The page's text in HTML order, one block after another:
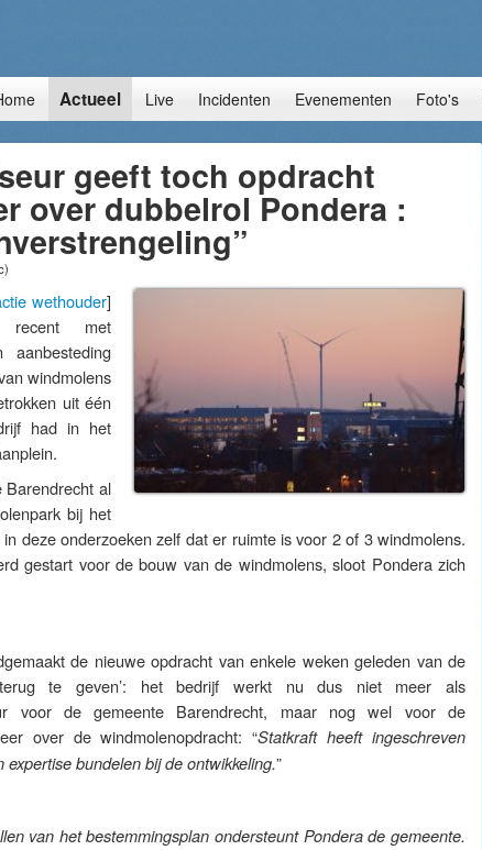
Actueel Live Incidenten Evenementen Foto's
geeft toch opdracht
over dubbelrol Pondera :
)
wethouder]
met
aanbesteding
windmolens
uit één
had in het
Barendrecht al
bij het
deze onderzoeken zelf dat er ruimte is voor 2 of 3 windmolens.
gestart voor de bouw van de windmolens, sloot Pondera zich
de nieuwe opdracht van enkele weken geleden van de
te geven’: het bedrijf werkt nu dus niet meer als
voor de gemeente Barendrecht, maar nog wel voor de
over de windmolenopdracht: “Statkraft heeft ingeschreven
bundelen bij de ontwikkeling.”
van het bestemmingsplan ondersteunt Pondera de gemeente.